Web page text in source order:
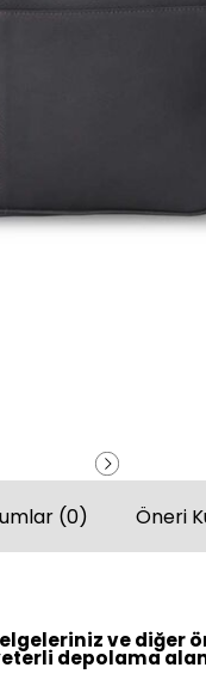
(0) Öneri
ve diğer
depolama